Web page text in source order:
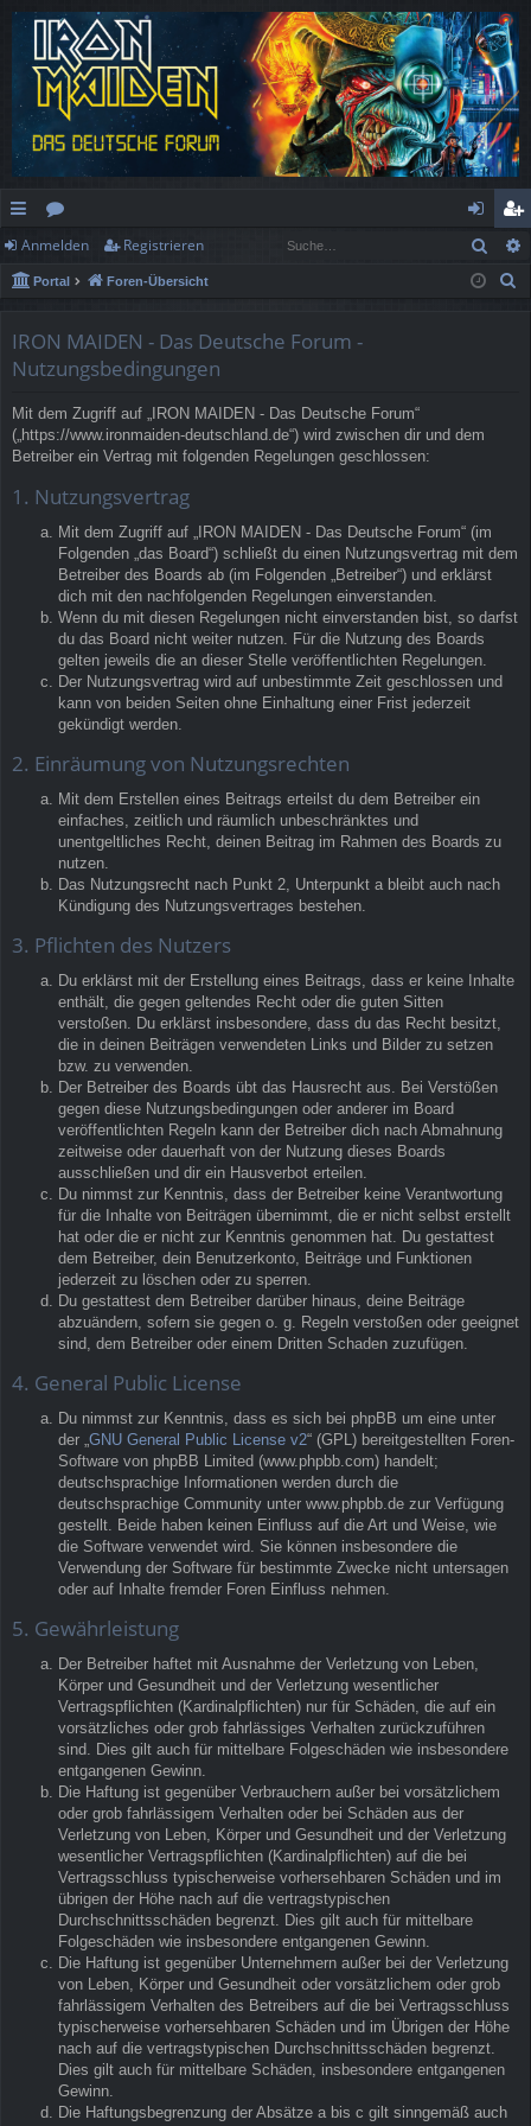
ch
ne
ug
rif
f
or
en
n
m
eg
ist
Anmelden Registrieren
Portal Foren-Übersicht
IRON MAIDEN - Das Deutsche Forum -
Nutzungsbedingungen
Mit dem Zugriff auf „IRON MAIDEN - Das Deutsche Forum“
(„https://www.ironmaiden-deutschland.de“) wird zwischen dir und dem
Betreiber ein Vertrag mit folgenden Regelungen geschlossen:
1. Nutzungsvertrag
Mit dem Zugriff auf „IRON MAIDEN - Das Deutsche Forum“ (im
Folgenden „das Board“) schließt du einen Nutzungsvertrag mit dem
Betreiber des Boards ab (im Folgenden „Betreiber“) und erklärst
dich mit den nachfolgenden Regelungen einverstanden.
Wenn du mit diesen Regelungen nicht einverstanden bist, so darfst
du das Board nicht weiter nutzen. Für die Nutzung des Boards
gelten jeweils die an dieser Stelle veröffentlichten Regelungen.
Der Nutzungsvertrag wird auf unbestimmte Zeit geschlossen und
kann von beiden Seiten ohne Einhaltung einer Frist jederzeit
gekündigt werden.
2. Einräumung von Nutzungsrechten
Mit dem Erstellen eines Beitrags erteilst du dem Betreiber ein
einfaches, zeitlich und räumlich unbeschränktes und
unentgeltliches Recht, deinen Beitrag im Rahmen des Boards zu
nutzen.
Das Nutzungsrecht nach Punkt 2, Unterpunkt a bleibt auch nach
Kündigung des Nutzungsvertrages bestehen.
3. Pflichten des Nutzers
Du erklärst mit der Erstellung eines Beitrags, dass er keine Inhalte
enthält, die gegen geltendes Recht oder die guten Sitten
verstoßen. Du erklärst insbesondere, dass du das Recht besitzt,
die in deinen Beiträgen verwendeten Links und Bilder zu setzen
bzw. zu verwenden.
Der Betreiber des Boards übt das Hausrecht aus. Bei Verstößen
gegen diese Nutzungsbedingungen oder anderer im Board
veröffentlichten Regeln kann der Betreiber dich nach Abmahnung
zeitweise oder dauerhaft von der Nutzung dieses Boards
ausschließen und dir ein Hausverbot erteilen.
Du nimmst zur Kenntnis, dass der Betreiber keine Verantwortung
für die Inhalte von Beiträgen übernimmt, die er nicht selbst erstellt
hat oder die er nicht zur Kenntnis genommen hat. Du gestattest
dem Betreiber, dein Benutzerkonto, Beiträge und Funktionen
jederzeit zu löschen oder zu sperren.
Du gestattest dem Betreiber darüber hinaus, deine Beiträge
abzuändern, sofern sie gegen o. g. Regeln verstoßen oder geeignet
sind, dem Betreiber oder einem Dritten Schaden zuzufügen.
4. General Public License
Du nimmst zur Kenntnis, dass es sich bei phpBB um eine unter
der „GNU General Public License v2“ (GPL) bereitgestellten Foren-
Software von phpBB Limited (www.phpbb.com) handelt;
deutschsprachige Informationen werden durch die
deutschsprachige Community unter www.phpbb.de zur Verfügung
gestellt. Beide haben keinen Einfluss auf die Art und Weise, wie
die Software verwendet wird. Sie können insbesondere die
Verwendung der Software für bestimmte Zwecke nicht untersagen
oder auf Inhalte fremder Foren Einfluss nehmen.
5. Gewährleistung
Der Betreiber haftet mit Ausnahme der Verletzung von Leben,
Körper und Gesundheit und der Verletzung wesentlicher
Vertragspflichten (Kardinalpflichten) nur für Schäden, die auf ein
vorsätzliches oder grob fahrlässiges Verhalten zurückzuführen
sind. Dies gilt auch für mittelbare Folgeschäden wie insbesondere
entgangenen Gewinn.
Die Haftung ist gegenüber Verbrauchern außer bei vorsätzlichem
oder grob fahrlässigem Verhalten oder bei Schäden aus der
Verletzung von Leben, Körper und Gesundheit und der Verletzung
wesentlicher Vertragspflichten (Kardinalpflichten) auf die bei
Vertragsschluss typischerweise vorhersehbaren Schäden und im
übrigen der Höhe nach auf die vertragstypischen
Durchschnittsschäden begrenzt. Dies gilt auch für mittelbare
Folgeschäden wie insbesondere entgangenen Gewinn.
Die Haftung ist gegenüber Unternehmern außer bei der Verletzung
von Leben, Körper und Gesundheit oder vorsätzlichem oder grob
fahrlässigem Verhalten des Betreibers auf die bei Vertragsschluss
typischerweise vorhersehbaren Schäden und im Übrigen der Höhe
nach auf die vertragstypischen Durchschnittsschäden begrenzt.
Dies gilt auch für mittelbare Schäden, insbesondere entgangenen
Gewinn.
Die Haftungsbegrenzung der Absätze a bis c gilt sinngemäß auch